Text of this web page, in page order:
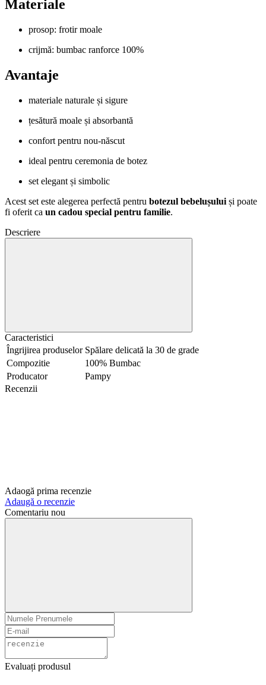
Materiale
prosop: frotir moale
crijmă: bumbac ranforce 100%
Avantaje
materiale naturale și sigure
țesătură moale și absorbantă
confort pentru nou-născut
ideal pentru ceremonia de botez
set elegant și simbolic
Acest set este alegerea perfectă pentru botezul bebelușului și poate
fi oferit ca un cadou special pentru familie.
Descriere
Caracteristici
Îngrijirea produselor Spălare delicată la 30 de grade
Compozitie
100% Bumbac
Producator
Pampy
Recenzii
Adaogă prima recenzie
Adaugă o recenzie
Comentariu nou
Evaluați produsul